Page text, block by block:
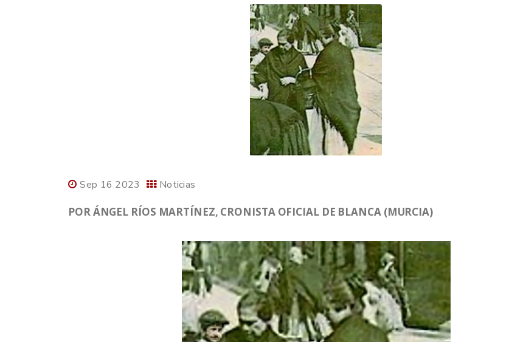
Sep 16 2023 Noticias
POR ÁNGEL RÍOS MARTÍNEZ, CRONISTA OFICIAL DE BLANCA (MURCIA)